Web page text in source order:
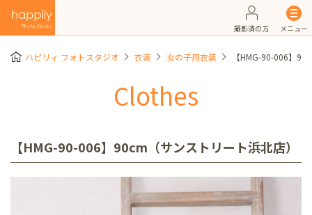
撮影済の方 メニュー
ハピリィ フォトスタジオ 衣装 女の子用衣装 【HMG-90-006】
Clothes
【HMG-90-006】90cm（サンストリート浜北店）